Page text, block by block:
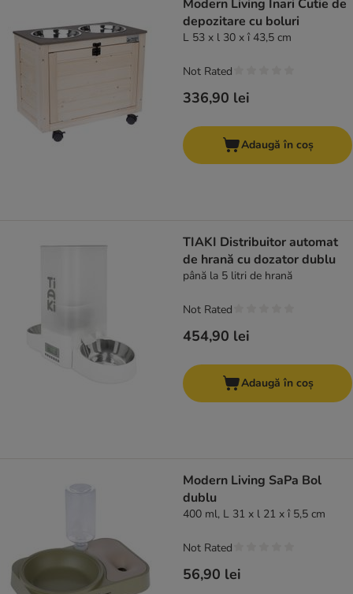
Modern Living Inari Cutie de
depozitare cu boluri
L 53 x l 30 x î 43,5 cm
336,90 lei
Not Rated
Adaugă în coș
TIAKI Distribuitor automat
de hrană cu dozator dublu
până la 5 litri de hrană
454,90 lei
Not Rated
Adaugă în coș
Modern Living SaPa Bol
dublu
400 ml, L 31 x l 21 x î 5,5 cm
56,90 lei
Not Rated